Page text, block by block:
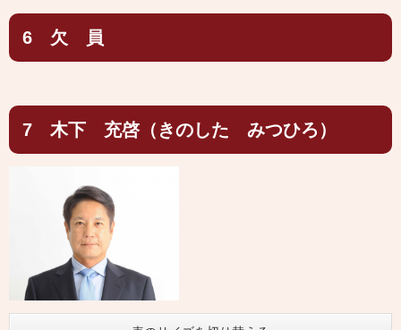
6 欠 員
7 木下 充啓（きのした みつひろ）